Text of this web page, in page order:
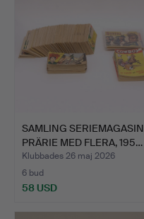
SAMLING SERIEMAGASIN
PRÄRIE MED FLERA, 195…
Klubbades 26 maj 2026
6 bud
58 USD